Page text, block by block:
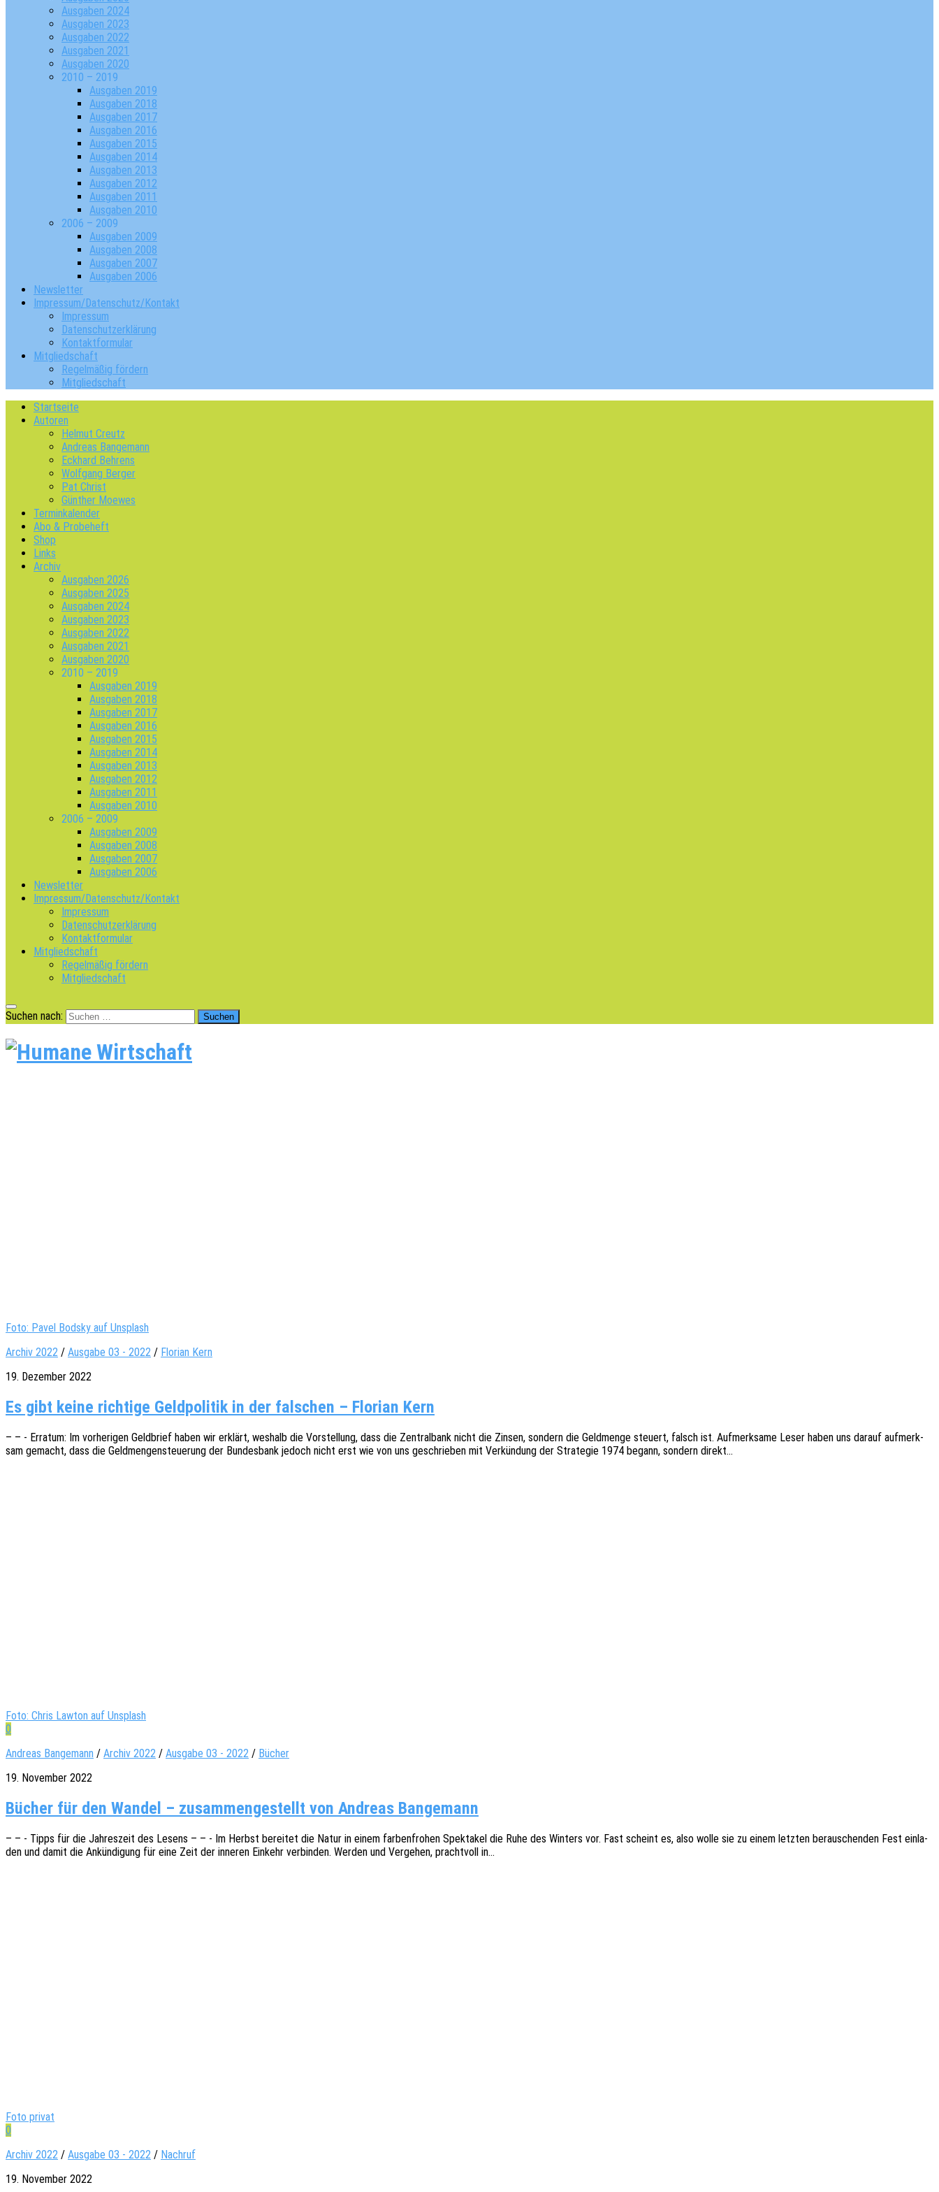
Ausgaben 2024
Ausgaben 2023
Ausgaben 2022
Ausgaben 2021
Ausgaben 2020
2010 – 2019
Ausgaben 2019
Ausgaben 2018
Ausgaben 2017
Ausgaben 2016
Ausgaben 2015
Ausgaben 2014
Ausgaben 2013
Ausgaben 2012
Ausgaben 2011
Ausgaben 2010
2006 – 2009
Ausgaben 2009
Ausgaben 2008
Ausgaben 2007
Ausgaben 2006
Newsletter
Impressum/Datenschutz/Kontakt
Impressum
Datenschutzerklärung
Kontaktformular
Mitgliedschaft
Regelmäßig fördern
Mitgliedschaft
Startseite
Autoren
Helmut Creutz
Andreas Bangemann
Eckhard Behrens
Wolfgang Berger
Pat Christ
Günther Moewes
Terminkalender
Abo & Probeheft
Shop
Links
Archiv
Ausgaben 2026
Ausgaben 2025
Ausgaben 2024
Ausgaben 2023
Ausgaben 2022
Ausgaben 2021
Ausgaben 2020
2010 – 2019
Ausgaben 2019
Ausgaben 2018
Ausgaben 2017
Ausgaben 2016
Ausgaben 2015
Ausgaben 2014
Ausgaben 2013
Ausgaben 2012
Ausgaben 2011
Ausgaben 2010
2006 – 2009
Ausgaben 2009
Ausgaben 2008
Ausgaben 2007
Ausgaben 2006
Newsletter
Impressum/Datenschutz/Kontakt
Impressum
Datenschutzerklärung
Kontaktformular
Mitgliedschaft
Regelmäßig fördern
Mitgliedschaft
Suchen nach:
Foto: Pavel Bodsky auf Unsplash
Archiv 2022 / Ausgabe 03 - 2022 / Florian Kern
19. Dezember 2022
Es gibt keine richtige Geldpolitik in der falschen – Florian Kern
– – - Erra­tum: Im vorhe­ri­gen Geld­brief haben wir erklärt, weshalb die Vorstel­lung, dass die Zentral­bank nicht die Zinsen, sondern die Geld­men­ge steu­ert, falsch ist. Aufmerk­sa­me Leser haben uns darauf aufmerk­
sam gemacht, dass die Geld­men­gen­steue­rung der Bundes­bank jedoch nicht erst wie von uns geschrie­ben mit Verkün­dung der Stra­te­gie 1974 begann, sondern direkt…
Foto: Chris Lawton auf Unsplash
0
Andreas Bangemann / Archiv 2022 / Ausgabe 03 - 2022 / Bücher
19. November 2022
Bücher für den Wandel – zusammengestellt von Andreas Bangemann
– – - Tipps für die Jahres­zeit des Lesens – – - Im Herbst berei­tet die Natur in einem farben­fro­hen Spek­ta­kel die Ruhe des Winters vor. Fast scheint es, also wolle sie zu einem letz­ten berau­schen­den Fest einla­
den und damit die Ankün­di­gung für eine Zeit der inne­ren Einkehr verbin­den. Werden und Verge­hen, pracht­voll in…
Foto privat
0
Archiv 2022 / Ausgabe 03 - 2022 / Nachruf
19. November 2022